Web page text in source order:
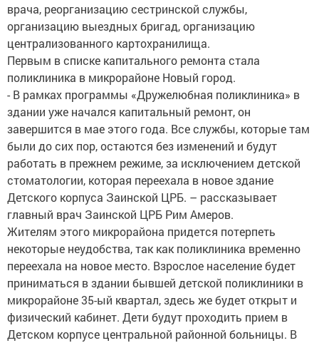
врача, реорганизацию сестринской службы,
организацию выездных бригад, организацию
централизованного картохранилища.
Первым в списке капитального ремонта стала
поликлиника в микрорайоне Новый город.
- В рамках программы «Дружелюбная поликлиника» в
здании уже начался капитальный ремонт, он
завершится в мае этого года. Все службы, которые там
были до сих пор, остаются без изменений и будут
работать в прежнем режиме, за исключением детской
стоматологии, которая переехала в новое здание
Детского корпуса Заинской ЦРБ. – рассказывает
главный врач Заинской ЦРБ Рим Амеров.
Жителям этого микрорайона придется потерпеть
некоторые неудобства, так как поликлиника временно
переехала на новое место. Взрослое население будет
приниматься в здании бывшей детской поликлиники в
микрорайоне 35-ый квартал, здесь же будет открыт и
физический кабинет. Дети будут проходить прием в
Детском корпусе центральной районной больницы. В